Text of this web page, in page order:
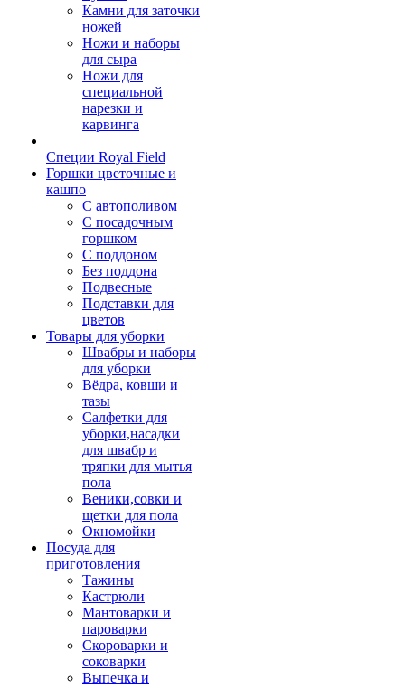
Камни для заточки
ножей
Ножи и наборы
для сыра
Ножи для
специальной
нарезки и
карвинга
Специи Royal Field
Горшки цветочные и
кашпо
С автополивом
С посадочным
горшком
С поддоном
Без поддона
Подвесные
Подставки для
цветов
Товары для уборки
Швабры и наборы
для уборки
Вёдра, ковши и
тазы
Салфетки для
уборки,насадки
для швабр и
тряпки для мытья
пола
Веники,совки и
щетки для пола
Окномойки
Посуда для
приготовления
Тажины
Кастрюли
Мантоварки и
пароварки
Скороварки и
соковарки
Выпечка и